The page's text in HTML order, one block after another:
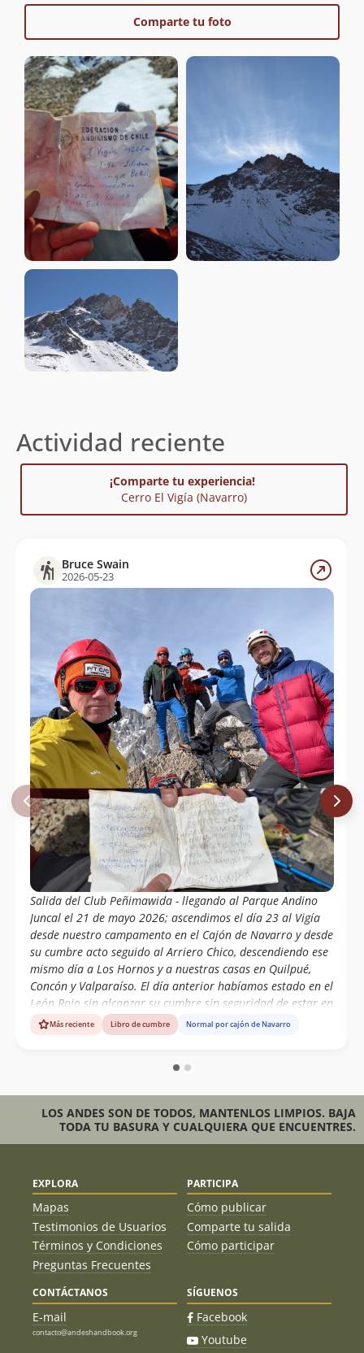
Comparte tu foto
Actividad reciente
¡Comparte tu experiencia!
Cerro El Vigía (Navarro)
Bruce Swain
2026-05-23
Salida del Club Peñimawida - llegando al Parque Andino
Juncal el 21 de mayo 2026; ascendimos el día 23 al Vigía
desde nuestro campamento en el Cajón de Navarro y desde
su cumbre acto seguido al Arriero Chico, descendiendo ese
mismo día a Los Hornos y a nuestras casas en Quilpué,
Concón y Valparaíso. El día anterior habíamos estado en el
León Rojo sin alcanzar su cumbre sin seguridad de estar en
la ruta correcta. Bajo piedras permanece lo que queda del
testimonio de los primeros ascensionistas al Vigía, cordada
Libro de Cumbre que dejó Evelio Echeverría el año 1998 en
Más reciente Libro de cumbre Normal por cajón de Navarro
LOS ANDES SON DE TODOS, MANTENLOS LIMPIOS. BAJA
TODA TU BASURA Y CUALQUIERA QUE ENCUENTRES.
EXPLORA
Mapas
Testimonios de Usuarios
Términos y Condiciones
Preguntas Frecuentes
PARTICIPA
Cómo publicar
Comparte tu salida
Cómo participar
CONTÁCTANOS
E-mail
contacto@andeshandbook.org
SÍGUENOS
Facebook
Youtube